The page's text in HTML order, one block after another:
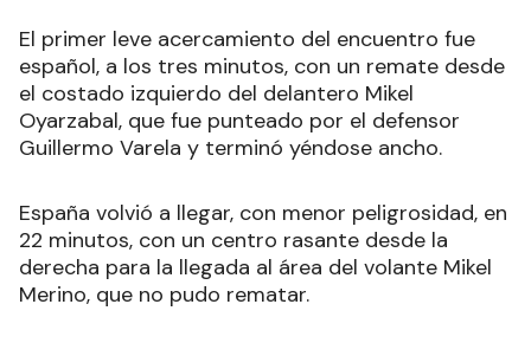
El primer leve acercamiento del encuentro fue
español, a los tres minutos, con un remate desde
el costado izquierdo del delantero Mikel
Oyarzabal, que fue punteado por el defensor
Guillermo Varela y terminó yéndose ancho.
España volvió a llegar, con menor peligrosidad, en
22 minutos, con un centro rasante desde la
derecha para la llegada al área del volante Mikel
Merino, que no pudo rematar.